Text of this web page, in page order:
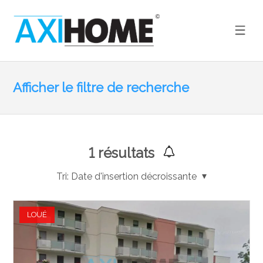
Afficher le filtre de recherche
1résultats
Tri: Date d'insertion décroissante
LOUÉ